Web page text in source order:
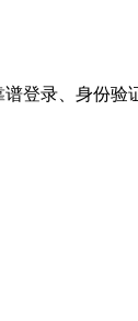
登录、身份验